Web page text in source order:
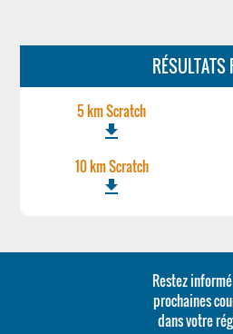
RÉSULTATS
5 km Scratch
file_download
10 km Scratch
file_download
Restez
prochaines
dans votre